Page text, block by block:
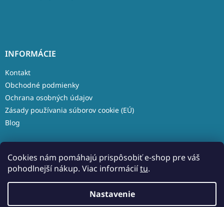
Cookies nám pomáhajú prispôsobiť e-shop pre váš
pohodlnejší nákup. Viac informáciítu.
Nastavenie
INFORMÁCIE
Kontakt
Obchodné podmienky
Ochrana osobných údajov
Zásady používania súborov cookie (EÚ)
Blog